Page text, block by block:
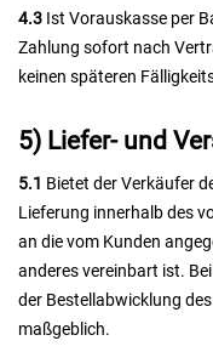
4.3 Ist Vorauskasse per
Zahlung sofort nach
keinen späteren
5) Liefer- und
5.1 Bietet der Verkäufer
Lieferung innerhalb des
an die vom Kunden
anderes vereinbart ist.
der Bestellabwicklung
maßgeblich.